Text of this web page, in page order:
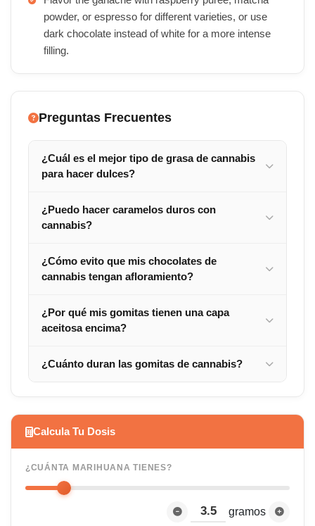
powder, or espresso for different varieties, or use
dark chocolate instead of white for a more intense
filling.
Preguntas Frecuentes
¿Cuál es el mejor tipo de grasa de cannabis
para hacer dulces?
¿Puedo hacer caramelos duros con
cannabis?
¿Cómo evito que mis chocolates de
cannabis tengan afloramiento?
¿Por qué mis gomitas tienen una capa
aceitosa encima?
¿Cuánto duran las gomitas de cannabis?
Calcula Tu Dosis
¿CUÁNTA MARIHUANA TIENES?
gramos